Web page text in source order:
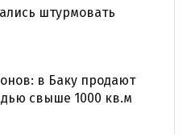
штурмовать
в Баку продают
свыше 1000 кв.м